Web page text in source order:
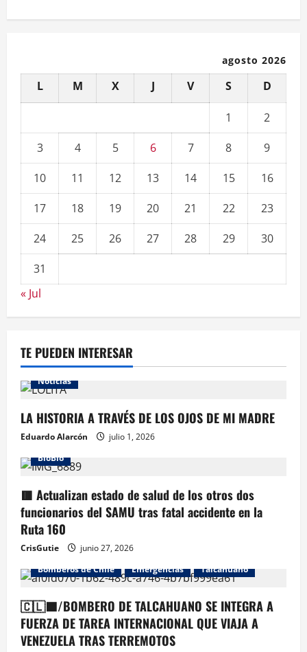
agosto 2026
L M X J V S D
1
2
3
4 5 6 7 8
9
10
11 12 13 14 15
16
17
18 19 20 21 22
23
24
25 26 27 28 29
30
31
« Jul
TE PUEDEN INTERESAR
Noticias
LA HISTORIA A TRAVÉS DE LOS OJOS DE MI MADRE
Eduardo Alarcón
julio 1, 2026
BioBio
🟥 Actualizan estado de salud de los otros dos
funcionarios del SAMU tras fatal accidente en la
Ruta 160
CrisGutie
junio 27, 2026
Bomberos de Chile
Emergencias Talcahuano
🇨🇱🟦/BOMBERO DE TALCAHUANO SE INTEGRA A
FUERZA DE TAREA INTERNACIONAL QUE VIAJA A
VENEZUELA TRAS TERREMOTOS